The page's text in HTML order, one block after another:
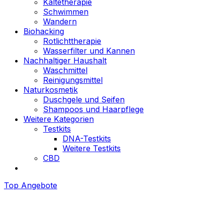
Schwimmen
Wandern
Biohacking
Rotlichttherapie
Wasserfilter und Kannen
Nachhaltiger Haushalt
Waschmittel
Reinigungsmittel
Naturkosmetik
Duschgele und Seifen
Shampoos und Haarpflege
Weitere Kategorien
Testkits
DNA-Testkits
Weitere Testkits
CBD
Top Angebote